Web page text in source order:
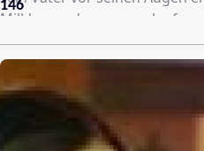
Milkha zu, dass er weglaufen
Milkha, lauf“ begleiten ihn
Milkha noch lange nicht
Leben ab jetzt selbst in die
Geld hat, muss er sein Essen
Wettrennen teilnimmt und
hervorgeht. Scheinbar hat der
146